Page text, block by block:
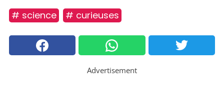
# science # curieuses
Advertisement